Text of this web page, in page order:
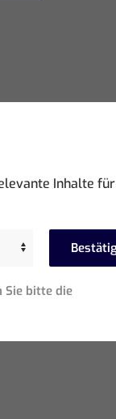
Inhalte
Sie bitte die